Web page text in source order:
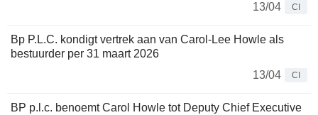
13/04
CI
Bp P.L.C. kondigt vertrek aan van Carol-Lee Howle als
bestuurder per 31 maart 2026
13/04
CI
BP p.l.c. benoemt Carol Howle tot Deputy Chief Executive